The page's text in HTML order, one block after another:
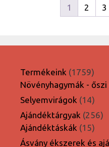
1 2 3
Termékeink 17591759
Növényhagymák -
Selyemvirágok 1414
Ajándéktárgyak 256
Ajándéktáskák 1515
Ásvány ékszerek és